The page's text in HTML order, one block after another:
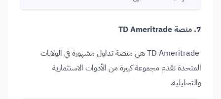
7. منصة TD Ameritrade
TD Ameritrade هي منصة تداول مشهورة في الولايات
المتحدة تقدم مجموعة كبيرة من الأدوات الاستثمارية
والتحليلية.